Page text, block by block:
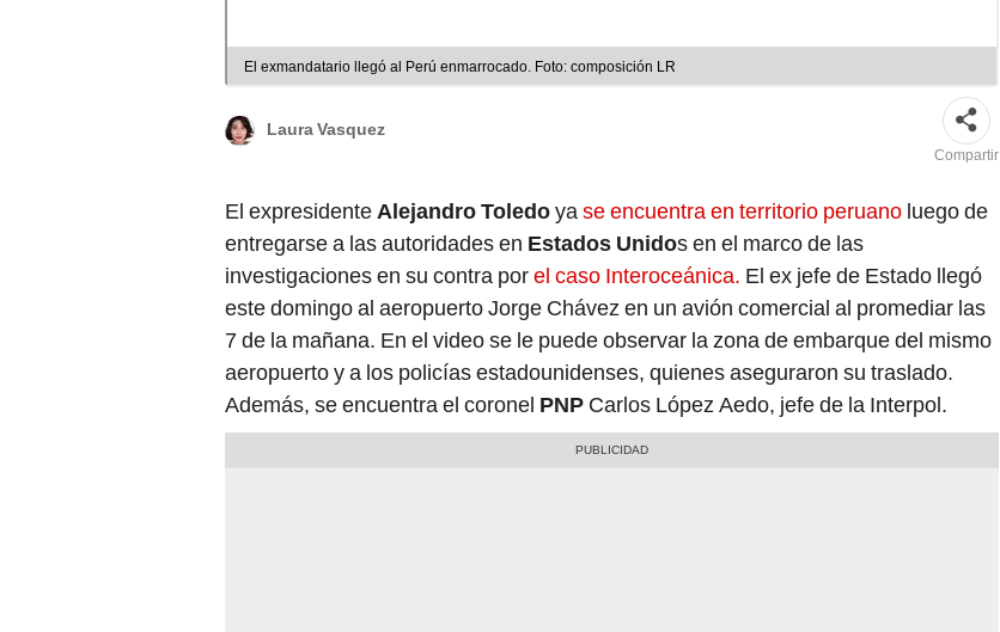
El exmandatario llegó al Perú enmarrocado. Foto: composición LR
Laura Vasquez
Compartir
El expresidente Alejandro Toledoya se encuentra en territorio peruano luego de
entregarse a las autoridades en Estados Unidos en el marco de las
investigaciones en su contra porel caso Interoceánica. El ex jefe de Estado llegó
este domingo al aeropuerto Jorge Chávez en un avión comercial al promediar las
7 de la mañana. En el video se le puede observar la zona de embarque del mismo
aeropuerto y a los policías estadounidenses, quienes aseguraron su traslado.
Además, se encuentra el coronel PNP Carlos López Aedo, jefe de la Interpol.